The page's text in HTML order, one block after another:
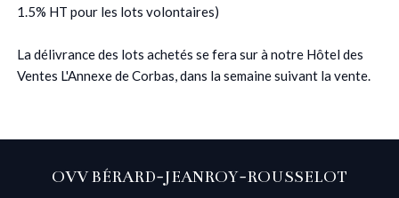
1.5% HT pour les lots volontaires)
La délivrance des lots achetés se fera sur à notre Hôtel des
Ventes L'Annexe de Corbas, dans la semaine suivant la vente.
OVV BÉRARD-JEANROY-ROUSSELOT